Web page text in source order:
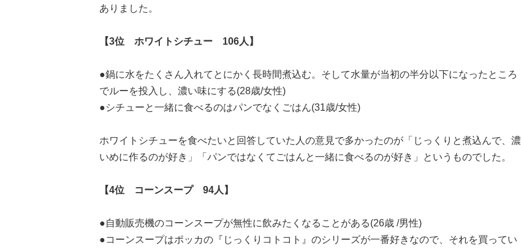
ありました。
【3位 ホワイトシチュー 106人】
●鍋に水をたくさん入れてとにかく長時間煮込む。そして水量が当初の半分以下になったところ
でルーを投入し、濃い味にする(28歳/女性)
●シチューと一緒に食べるのはパンでなくごはん(31歳/女性)
ホワイトシチューを食べたいと回答していた人の意見で多かったのが「じっくりと煮込んで、濃
いめに作るのが好き」「パンではなくてごはんと一緒に食べるのが好き」というものでした。
【4位 コーンスープ 94人】
●自動販売機のコーンスープが無性に飲みたくなることがある(26歳 /男性)
●コーンスープはポッカの『じっくりコトコト』のシリーズが一番好きなので、それを買ってい